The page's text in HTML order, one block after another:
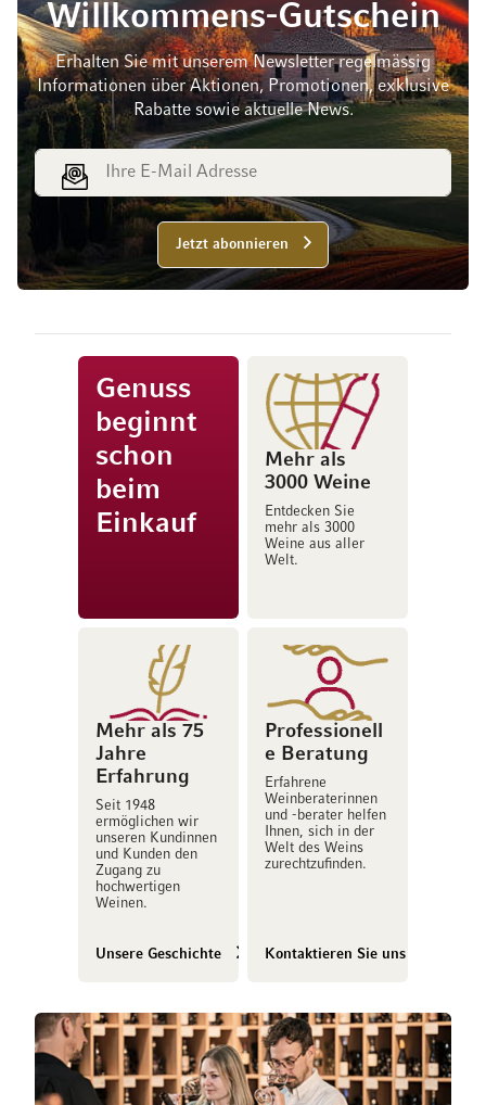
Willkommens-Gutschein
Erhalten Sie mit unserem Newsletter regelmässig
Informationen über Aktionen, Promotionen, exklusive
Rabatte sowie aktuelle News.
E-Mail Adresse
Jetzt abonnieren
Genuss
beginnt
schon
beim
Einkauf
Mehr als
3000 Weine
Entdecken Sie
mehr als 3000
Weine aus aller
Welt.
Mehr als 75
Jahre
Erfahrung
Seit 1948
ermöglichen wir
unseren Kundinnen
und Kunden den
Zugang zu
hochwertigen
Weinen.
Unsere Geschichte
Professionell
e Beratung
Erfahrene
Weinberaterinnen
und -berater helfen
Ihnen, sich in der
Welt des Weins
zurechtzufinden.
Kontaktieren Sie uns